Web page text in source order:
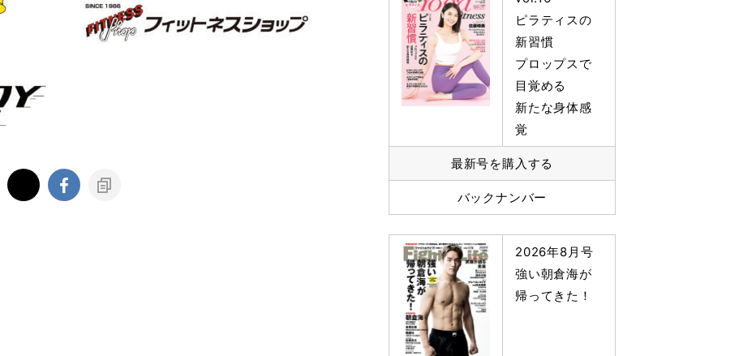
ピラティスの
新習慣
プロップスで
目覚める
新たな身体感
覚
最新号を購入する
バックナンバー
2026年8月号
強い朝倉海が
帰ってきた！